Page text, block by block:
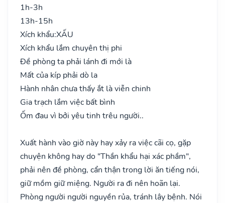
1h-3h
13h-15h
Xích khẩu:XẤU
Xích khẩu lắm chuyên thị phi
Đề phòng ta phải lánh đi mới là
Mất của kíp phải dò la
Hành nhân chưa thấy ắt là viễn chinh
Gia trạch lắm việc bất bình
Ốm đau vì bởi yêu tinh trêu người..
Xuất hành vào giờ này hay xảy ra việc cãi cọ, gặp
chuyện không hay do "Thần khẩu hại xác phầm",
phải nên đề phòng, cẩn thận trong lời ăn tiếng nói,
giữ mồm giữ miệng. Người ra đi nên hoãn lại.
Phòng người người nguyền rủa, tránh lây bệnh. Nói